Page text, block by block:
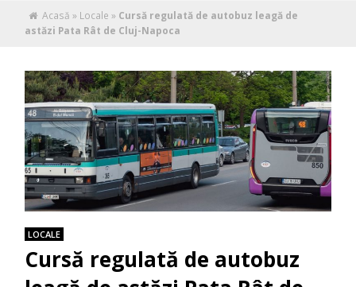
Acasă » Locale » Cursă regulată de autobuz leagă de
astăzi Pata Rât de Cluj-Napoca
LOCALE
Cursă regulată de autobuz